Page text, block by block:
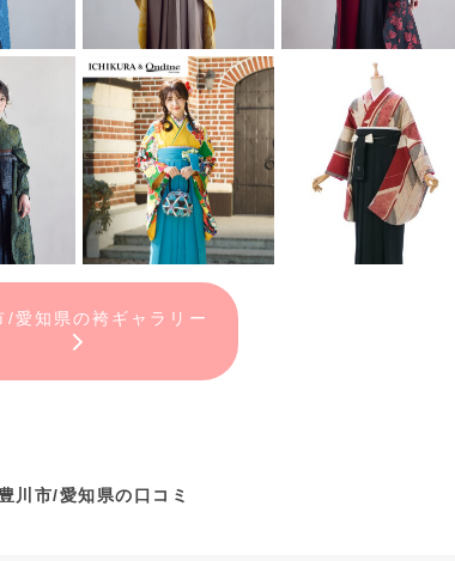
/愛知県の袴ギャラリー
豊川市/愛知県の口コミ